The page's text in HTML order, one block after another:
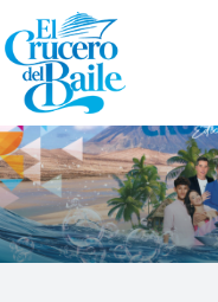
Saltar
al
contenido
Inicio
Edición Primavera
Edición Otoño